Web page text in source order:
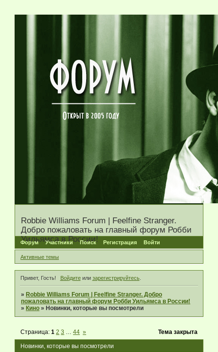
Robbie Williams Forum | Feelfine Stranger.
Добро пожаловать на главный форум Робби
Уильямса в России!
Форум Участники Поиск Регистрация Войти
Активные темы
Привет, Гость! Войдитеили зарегистрируйтесь.
» Robbie Williams Forum | Feelfine Stranger. Добро
пожаловать на главный форум Робби Уильямса в России!
» Кино » Новинки, которые вы посмотрели
Новинки, которые вы посмотрели
Страница:1 2 3 44 » Тема закрыта